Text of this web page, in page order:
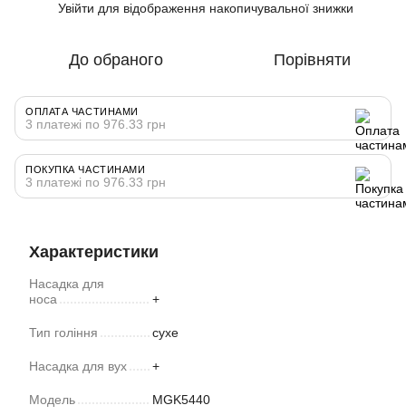
Увійти для відображення накопичувальної знижки
До обраного Порівняти
ОПЛАТА ЧАСТИНАМИ
3 платежі по 976.33 грн
ПОКУПКА ЧАСТИНАМИ
3 платежі по 976.33 грн
Характеристики
Насадка для
носа
+
Тип гоління сухе
Насадка для вух +
Модель MGK5440